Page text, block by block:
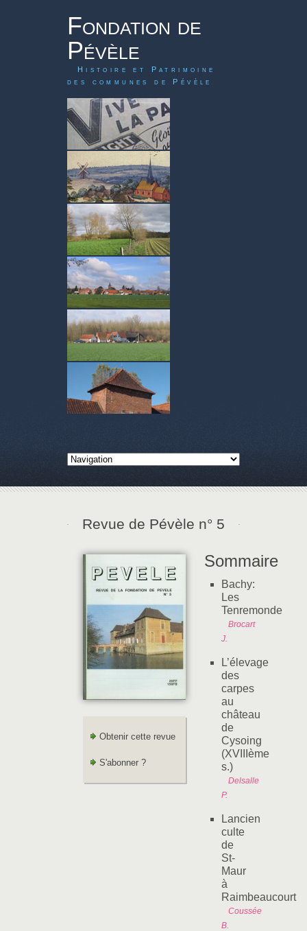
Fondation de
Pévèle
Histoire et Patrimoine
des communes de Pévèle
Revue de Pévèle n° 5
Obtenir cette revue
S'abonner ?
Sommaire
Bachy:
Les
Tenremonde
Brocart
J.
L’élevage
des
carpes
au
château
de
Cysoing
(XVIIIème
s.)
Delsalle
P.
Lancien
culte
de
St-
Maur
à
Raimbeaucourt
Coussée
B.